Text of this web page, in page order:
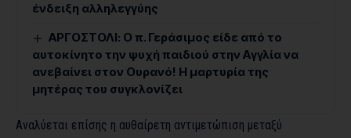
ένδειξη αλληλεγγύης
ΑΡΓΟΣΤΟΛΙ: Ο π. Γεράσιμος είδε από το
αυτοκίνητο την ψυχή παιδιού στην Αγγλία να
ανεβαίνει στον Ουρανό! Η μαρτυρία της
μητέρας του συγκλονίζει
Αναλύεται επίσης η αυθαίρετη αντιμετώπιση μεταξύ